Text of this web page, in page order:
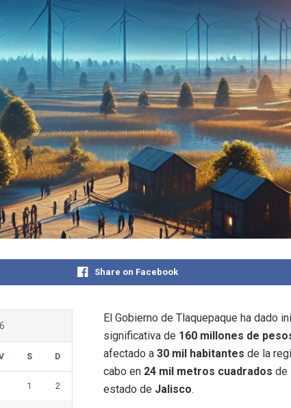
Share on Facebook
El Gobierno de Tlaquepaque ha dado
significativa de 160 millones de
afectado a 30 mil habitantes de la
cabo en 24 mil metros cuadrados de
estado de Jalisco.
S D
1 2